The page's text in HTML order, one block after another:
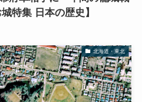
特集 日本の歴史】
北海道・東北